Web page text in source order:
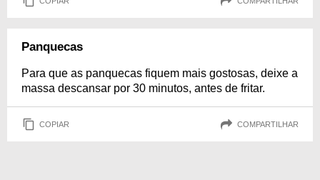
Panquecas
Para que as panquecas fiquem mais gostosas, deixe a
massa descansar por 30 minutos, antes de fritar.
COPIAR COMPARTILHAR